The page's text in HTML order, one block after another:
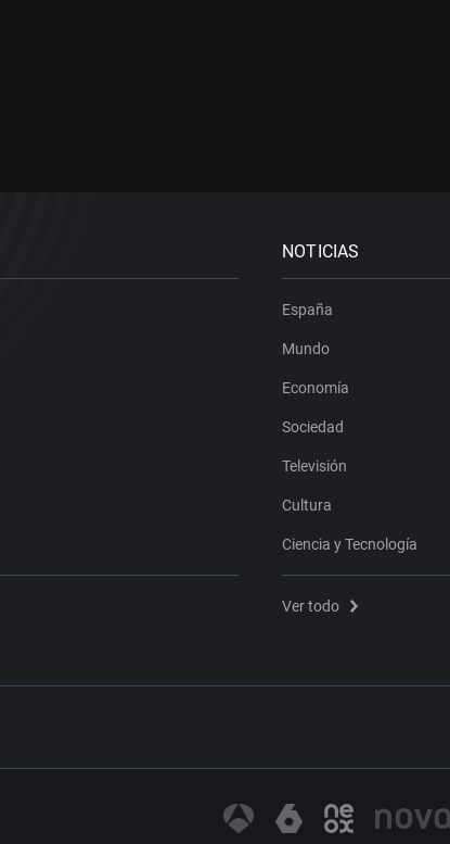
NOTICIAS
España
Mundo
Economía
Sociedad
Televisión
Cultura
Ciencia y Tecnología
Ver todo